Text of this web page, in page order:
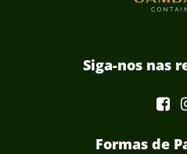
Siga-nos nas
Formas de